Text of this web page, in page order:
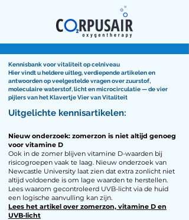
Kennisbank voor vitaliteit op celniveau
Hier vindt u heldere uitleg, verdiepende artikelen en
antwoorden op veelgestelde vragen over zuurstof,
moleculaire waterstof, licht en microcirculatie — de vier
pijlers van het Klavertje Vier van Vitaliteit
Uitgelichte kennisartikelen:
Nieuw onderzoek: zomerzon is niet altijd genoeg
voor vitamine D
Ook in de zomer blijven vitamine D-waarden bij
risicogroepen vaak te laag. Nieuw onderzoek van
Newcastle University laat zien dat extra zonlicht niet
altijd voldoende is om lage waarden te herstellen.
Lees waarom gecontroleerd UVB-licht via de huid
een logische aanvulling kan zijn.
Lees het artikel over zomerzon, vitamine D en
UVB-licht